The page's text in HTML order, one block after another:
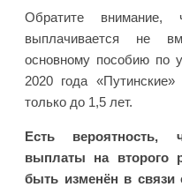
Обратите
выплачивается не
основному пособию по
2020 года
только до 1,5 лет.
Есть вероятность,
выплаты на второго
быть изменён в связи